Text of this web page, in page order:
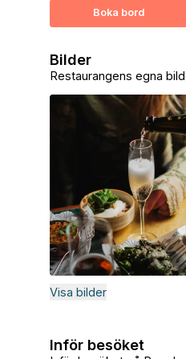
Boka bord
Restaurangens egna
Bilder
Visa bilder
Inför besöket